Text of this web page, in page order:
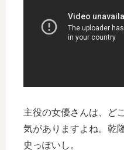
主役の女優さんは、ど
気がありますよね。乾
史っぽいし。